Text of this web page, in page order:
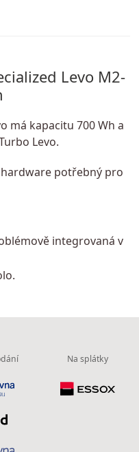
Levo M2-
má kapacitu 700 Wh a
Levo.
potřebný pro
integrovaná v
Na splátky